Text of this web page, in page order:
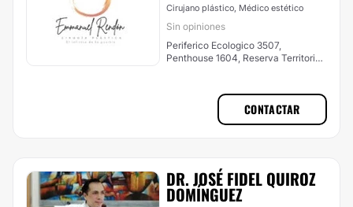
Cirujano plástico, Médico estético
Sin opiniones
Periferico Ecologico 3507,
Penthouse 1604, Reserva Territorial
CONTACTAR
DR. JOSÉ FIDEL QUIROZ
DOMÍNGUEZ